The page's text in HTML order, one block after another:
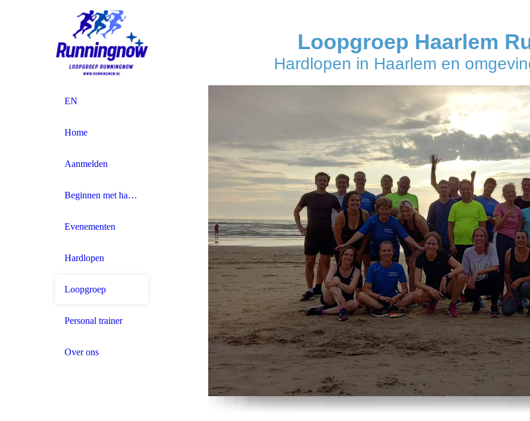
Loopgroep Haarlem
Hardlopen in Haarlem en
EN
Home
Aanmelden
Beginnen met hardlopen
Evenementen
Hardlopen
Loopgroep
Personal trainer
Over ons